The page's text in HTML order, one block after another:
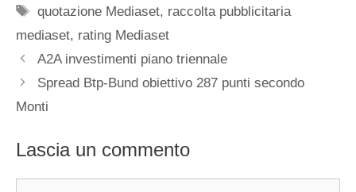
Tag
quotazione Mediaset, raccolta pubblicitaria
mediaset, rating Mediaset
A2A investimenti piano triennale
Spread Btp-Bund obiettivo 287 punti secondo
Monti
Lascia un commento